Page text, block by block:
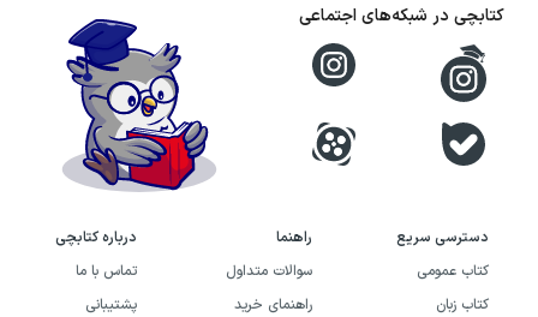
نگاه رولی به تنهایی، دلبستگی و سوگ، از مسیر
جزئیات زندگی تدی شکل می‌گیرد؛ از رابطه‌اش با
تراپیست و قرارهای عاشقانه گرفته تا
گفت‌وگوهایش با لیلی و اختاپوس. به همین
دلیل، کتاب برای خوانندگانی که به داستان‌های
دنبال کردن یک تجربه انسانی پیچیده فراهم
می‌کند.
دسترسی سریع
کتاب عمومی
کتاب زبان
راهنما
سوالات متداول
راهنمای خرید
درباره کتابچی
تماس با ما
پشتیبانی
کتابچی در شبکه‌های اجتماعی